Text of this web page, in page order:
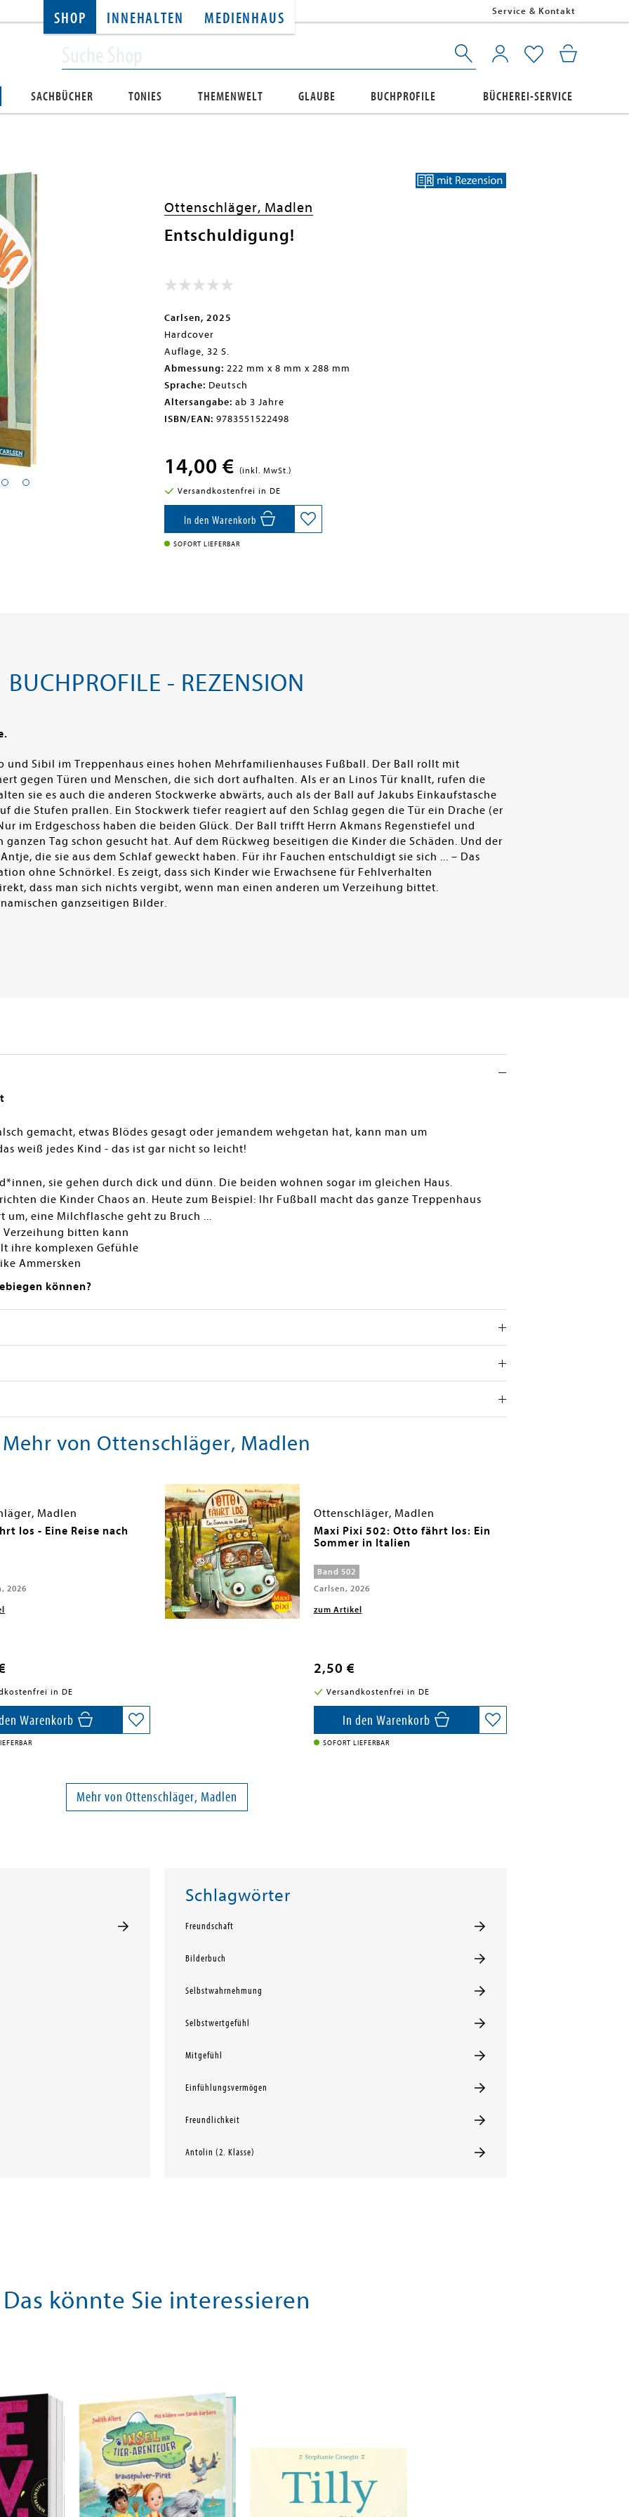
SHOP INNEHALTEN MEDIENHAUS Service & Kontakt
SACHBÜCHER TONIES THEMENWELT GLAUBE BUCHPROFILE BÜCHEREI-SERVICE
Ottenschläger, Madlen
Entschuldigung!
Carlsen, 2025
Hardcover
Auflage, 32 S.
Abmessung: 222 mm x 8 mm x 288 mm
Sprache: Deutsch
Altersangabe: ab 3 Jahre
ISBN/EAN: 9783551522498
14,00 € (inkl. MwSt.)
Versandkostenfrei in DE
In den Warenkorb
SOFORT LIEFERBAR
BUCHPROFILE - REZENSION
und Sibil im Treppenhaus eines hohen Mehrfamilienhauses Fußball. Der Ball rollt mit
gegen Türen und Menschen, die sich dort aufhalten. Als er an Linos Tür knallt, rufen die
sie es auch die anderen Stockwerke abwärts, auch als der Ball auf Jakubs Einkaufstasche
die Stufen prallen. Ein Stockwerk tiefer reagiert auf den Schlag gegen die Tür ein Drache (er
im Erdgeschoss haben die beiden Glück. Der Ball trifft Herrn Akmans Regenstiefel und
ganzen Tag schon gesucht hat. Auf dem Rückweg beseitigen die Kinder die Schäden. Und der
die sie aus dem Schlaf geweckt haben. Für ihr Fauchen entschuldigt sie sich ... – Das
ohne Schnörkel. Es zeigt, dass sich Kinder wie Erwachsene für Fehlverhalten
dass man sich nichts vergibt, wenn man einen anderen um Verzeihung bittet.
ganzseitigen Bilder.
gemacht, etwas Blödes gesagt oder jemandem wehgetan hat, kann man um
weiß jedes Kind - das ist gar nicht so leicht!
sie gehen durch dick und dünn. Die beiden wohnen sogar im gleichen Haus.
die Kinder Chaos an. Heute zum Beispiel: Ihr Fußball macht das ganze Treppenhaus
um, eine Milchflasche geht zu Bruch ...
bitten kann
ihre komplexen Gefühle
Ammersken
können?
Mehr von Ottenschläger, Madlen
Madlen
los - Eine Reise nach
2026
in DE
Warenkorb
Ottenschläger, Madlen
Maxi Pixi 502: Otto fährt los: Ein
Sommer in Italien
Band 502
Carlsen, 2026
zum Artikel
2,50 €
Versandkostenfrei in DE
In den Warenkorb
SOFORT LIEFERBAR
Mehr von Ottenschläger, Madlen
Schlagwörter
Freundschaft
Bilderbuch
Selbstwahrnehmung
Selbstwertgefühl
Mitgefühl
Einfühlungsvermögen
Freundlichkeit
Antolin (2. Klasse)
Das könnte Sie interessieren